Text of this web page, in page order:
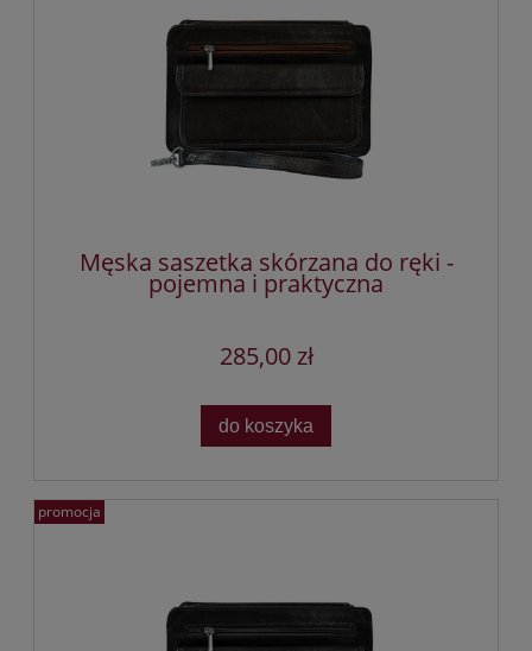
Męska saszetka skórzana do ręki -
pojemna i praktyczna
285,00 zł
do koszyka
promocja